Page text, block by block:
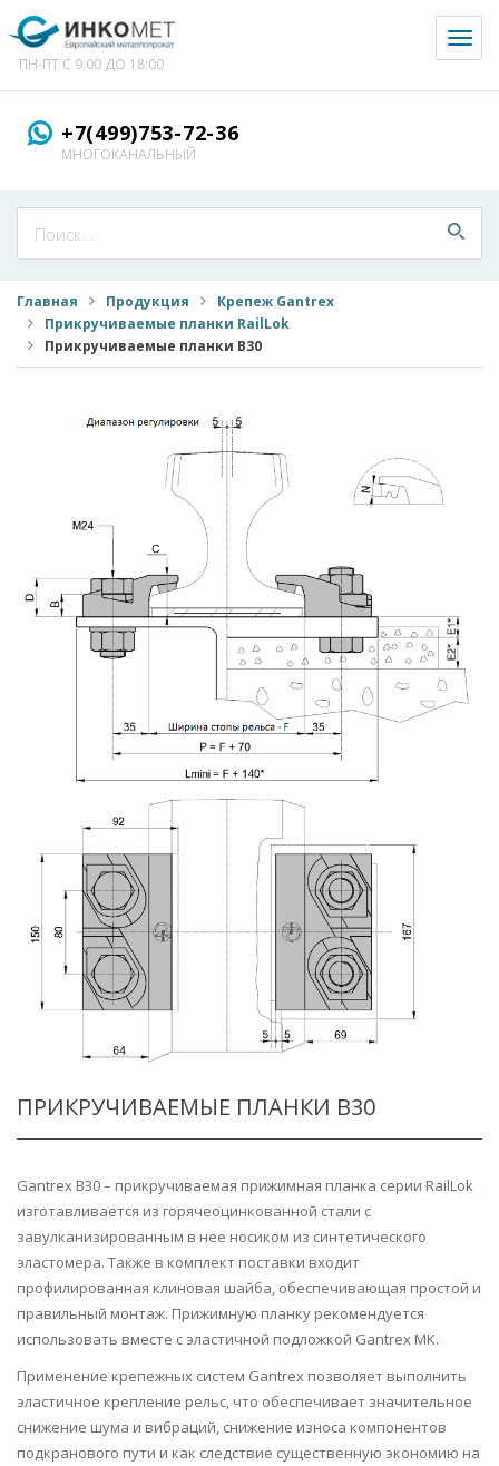
ПН-ПТ С 9:00 ДО 18:00
+7(499)753-72-36
МНОГОКАНАЛЬНЫЙ
Главная Продукция
Крепеж Gantrex
Прикручиваемые планки RailLok
Прикручиваемые планки B30
ПРИКРУЧИВАЕМЫЕ ПЛАНКИ B30
Gantrex B30 – прикручиваемая прижимная планка серии RailLok
изготавливается из горячеоцинкованной стали с
завулканизированным в нее носиком из синтетического
эластомера. Также в комплект поставки входит
профилированная клиновая шайба, обеспечивающая простой и
правильный монтаж. Прижимную планку рекомендуется
использовать вместе с эластичной подложкой Gantrex MK.
Применение крепежных систем Gantrex позволяет выполнить
эластичное крепление рельс, что обеспечивает значительное
снижение шума и вибраций, снижение износа компонентов
подкранового пути и как следствие существенную экономию на